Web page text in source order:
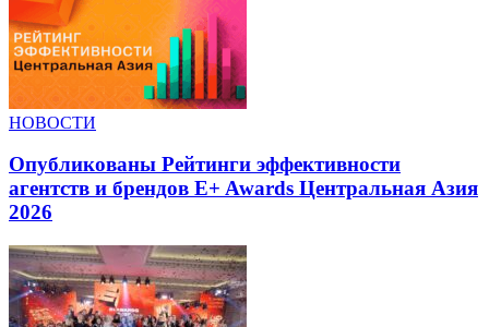
НОВОСТИ
Опубликованы Рейтинги эффективности
агентств и брендов E+ Awards Центральная Азия
2026